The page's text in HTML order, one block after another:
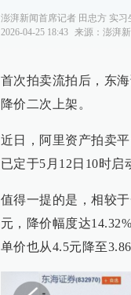
澎湃新闻首席记者 田忠方 实习
2026-04-25 18:43
来源： 澎湃
首次拍卖流拍后，东
降价二次上架。
近日，阿里资产拍卖
已定于5月12日10时启
值得一提的是，相较
元，降价幅度达
单价也从4.5元降至3.86